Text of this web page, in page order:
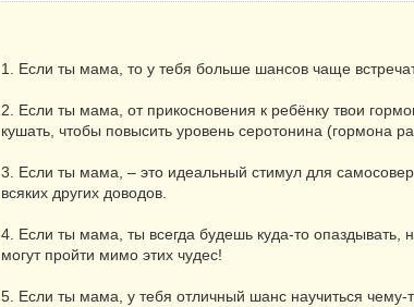
1. Если ты мама, то у тебя больше шансов чаще
2. Если ты мама, от прикосновения к ребёнку твои
кушать, чтобы повысить уровень серотонина (гормона
3. Если ты мама, – это идеальный стимул для
всяких других доводов.
4. Если ты мама, ты всегда будешь куда-то опаздывать,
могут пройти мимо этих чудес!
5. Если ты мама, у тебя отличный шанс научиться чему-